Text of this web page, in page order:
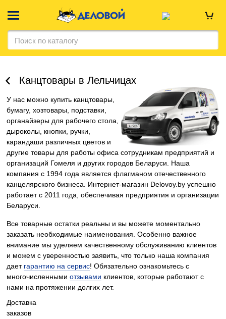
Канцтовары в Лельчицах
У нас можно купить канцтовары,
бумагу, хозтовары, подставки,
органайзеры для рабочего стола,
дыроколы, кнопки, ручки,
карандаши различных цветов и
другие товары для работы офиса сотрудникам предприятий и
организаций Гомеля и других городов Беларуси. Наша
компания c 1994 года является флагманом отечественного
канцелярского бизнеса. Интернет-магазин Delovoy.by успешно
работает с 2011 года, обеспечивая предприятия и организации
Беларуси.
Все товарные остатки реальны и вы можете моментально
заказать необходимые наименования. Особенно важное
внимание мы уделяем качественному обслуживанию клиентов
и можем с уверенностью заявить, что только наша компания
дает гарантию на сервис! Обязательно ознакомьтесь с
многочисленными отзывами клиентов, которые работают с
нами на протяжении долгих лет.
Доставка
заказов